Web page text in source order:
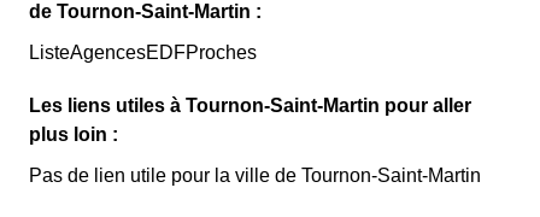
de Tournon-Saint-Martin :
ListeAgencesEDFProches
Les liens utiles à Tournon-Saint-Martin pour aller
plus loin :
Pas de lien utile pour la ville de Tournon-Saint-Martin